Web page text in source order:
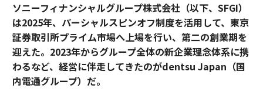
ソニーフィナンシャルグループ株式会社（以下、SFGI）
は2025年、パーシャルスピンオフ制度を活用して、東京
証券取引所プライム市場へ上場を行い、第二の創業期を
迎えた。2023年からグループ全体の新企業理念体系に携
わるなど、経営に伴走してきたのがdentsu Japan（国
内電通グループ）だ。